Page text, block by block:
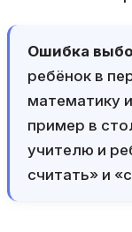
Ошибка
ребёнок в
математику
пример в
учителю и
считать» и